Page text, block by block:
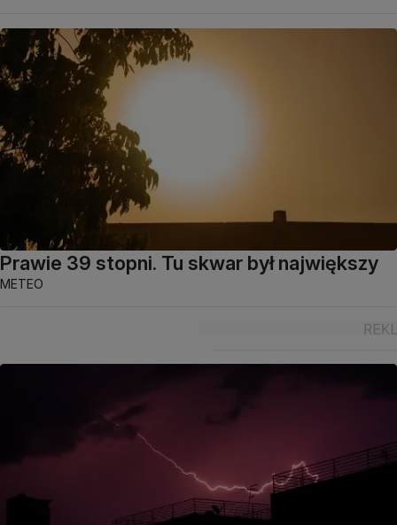
Prawie 39 stopni. Tu skwar był największy
METEO